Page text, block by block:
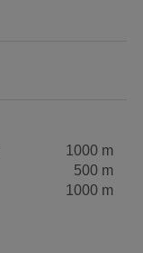
1000 m
500 m
1000 m